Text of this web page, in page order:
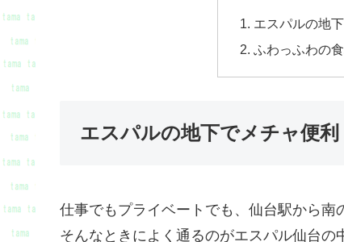
エスパルの地
ふわっふわの
エスパルの地下でメチャ便利
仕事でもプライベートでも、仙台駅から南
そんなときによく通るのがエスパル仙台の